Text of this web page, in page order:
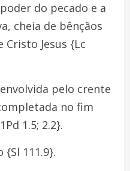
do pecado e a
cheia de bênçãos
Jesus {Lc
pelo crente
no fim
1.5; 2.2}.
{Sl 111.9}.